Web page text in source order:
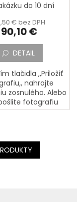
do 10 dní
€ bez DPH
90,10 €
DETAIL
tlačidla ,,Priložiť
nahrajte
zosnulého. Alebo
fotografiu
poštou na
133, 362...